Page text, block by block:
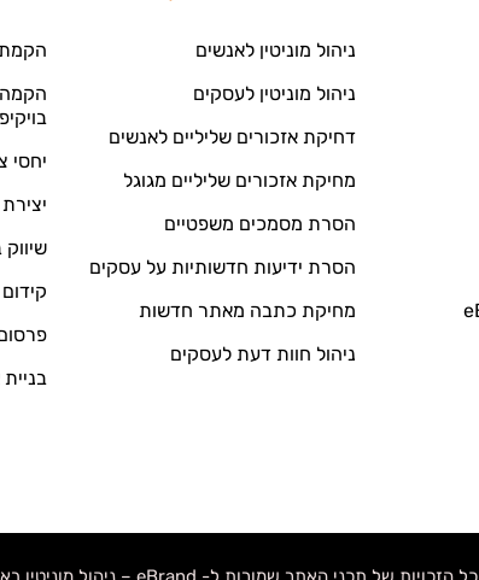
ניהול מוניטין לאנשים
ניהול מוניטין לעסקים
דחיקת אזכורים שליליים לאנשים
מחיקת אזכורים שליליים מגוגל
הסרת מסמכים משפטיים
הסרת ידיעות חדשותיות על עסקים
מחיקת כתבה מאתר חדשות
ניהול חוות דעת לעסקים
הקמת
יחסי
יצירת
קידום